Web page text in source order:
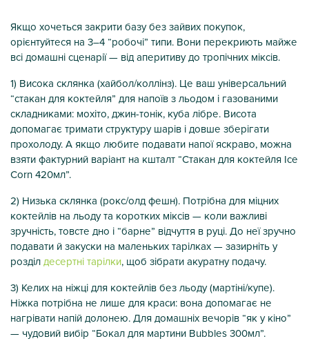
Якщо хочеться закрити базу без зайвих покупок,
орієнтуйтеся на 3–4 “робочі” типи. Вони перекриють майже
всі домашні сценарії — від аперитиву до тропічних міксів.
1) Висока склянка (хайбол/коллінз). Це ваш універсальний
“стакан для коктейля” для напоїв з льодом і газованими
складниками: мохіто, джин-тонік, куба лібрe. Висота
допомагає тримати структуру шарів і довше зберігати
прохолоду. А якщо любите подавати напої яскраво, можна
взяти фактурний варіант на кшталт “Стакан для коктейля Ice
Corn 420мл”.
2) Низька склянка (рокс/олд фешн). Потрібна для міцних
коктейлів на льоду та коротких міксів — коли важливі
зручність, товсте дно і “барне” відчуття в руці. До неї зручно
подавати й закуски на маленьких тарілках — зазирніть у
розділдесертні тарілки, щоб зібрати акуратну подачу.
3) Келих на ніжці для коктейлів без льоду (мартіні/купе).
Ніжка потрібна не лише для краси: вона допомагає не
нагрівати напій долонею. Для домашніх вечорів “як у кіно”
— чудовий вибір “Бокал для мартини Bubbles 300мл”.